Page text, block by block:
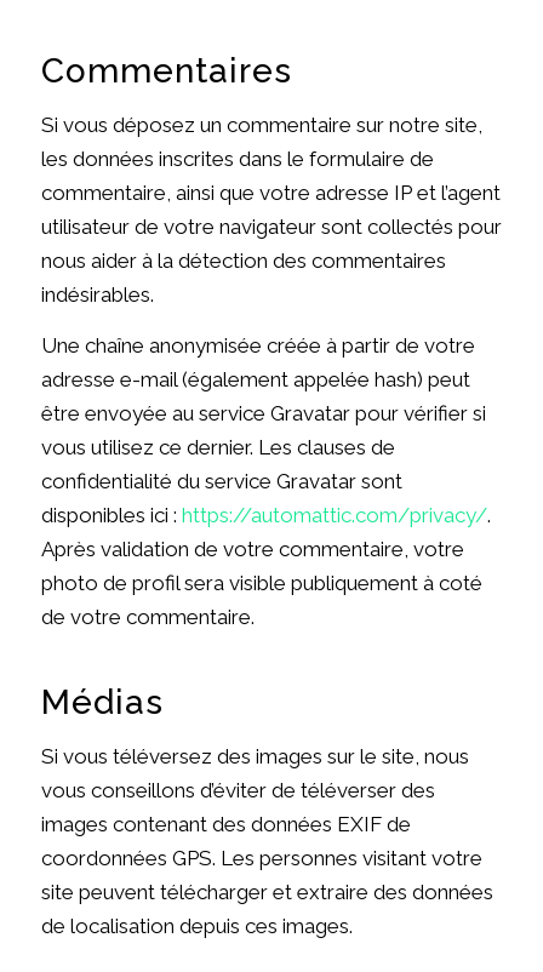
Commentaires
Si vous déposez un commentaire sur notre site,
les données inscrites dans le formulaire de
commentaire, ainsi que votre adresse IP et l’agent
utilisateur de votre navigateur sont collectés pour
nous aider à la détection des commentaires
indésirables.
Une chaîne anonymisée créée à partir de votre
adresse e-mail (également appelée hash) peut
être envoyée au service Gravatar pour vérifier si
vous utilisez ce dernier. Les clauses de
confidentialité du service Gravatar sont
disponibles ici : https://automattic.com/privacy/.
Après validation de votre commentaire, votre
photo de profil sera visible publiquement à coté
de votre commentaire.
Médias
Si vous téléversez des images sur le site, nous
vous conseillons d’éviter de téléverser des
images contenant des données EXIF de
coordonnées GPS. Les personnes visitant votre
site peuvent télécharger et extraire des données
de localisation depuis ces images.